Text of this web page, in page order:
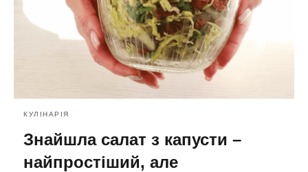
КУЛІНАРІЯ
Знайшла салат з капусти –
найпростіший, але